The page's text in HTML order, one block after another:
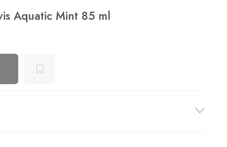
Aquatic Mint 85 ml